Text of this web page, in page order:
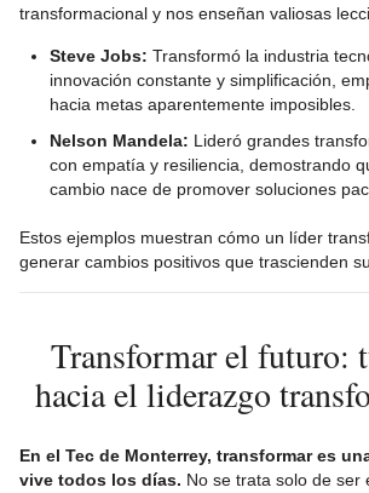
transformacional y nos enseñan valiosas
Steve Jobs: Transformó la industria
innovación constante y simplificación,
hacia metas aparentemente imposibles.
Nelson Mandela: Lideró grandes
con empatía y resiliencia, demostrando
cambio nace de promover soluciones
Estos ejemplos muestran cómo un líder
generar cambios positivos que trascienden
Transformar el futuro:
hacia el liderazgo
En el Tec de Monterrey, transformar es
vive todos los días. No se trata solo de ser